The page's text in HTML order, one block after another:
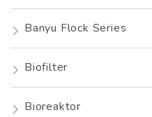
Banyu Flock Series
Biofilter
Bioreaktor